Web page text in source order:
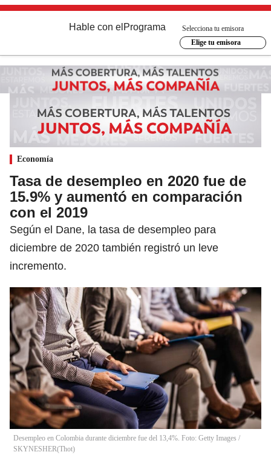
Hable con el Programa
Selecciona tu emisora
Elige tu emisora
Economía
Tasa de desempleo en 2020 fue de
15.9% y aumentó en comparación
con el 2019
Según el Dane, la tasa de desempleo para
diciembre de 2020 también registró un leve
incremento.
Desempleo en Colombia durante diciembre fue del 13,4%. Foto: Getty Images /
SKYNESHER(Thot)